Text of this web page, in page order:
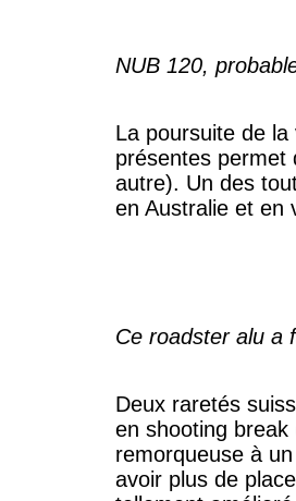
NUB 120,
La poursuite de
présentes permet
autre). Un des
en Australie et en
Ce roadster alu a
Deux raretés
en shooting
remorqueuse à
avoir plus de